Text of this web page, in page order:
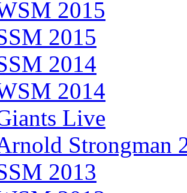
2015
2015
2014
2014
Live
Strongman
2013